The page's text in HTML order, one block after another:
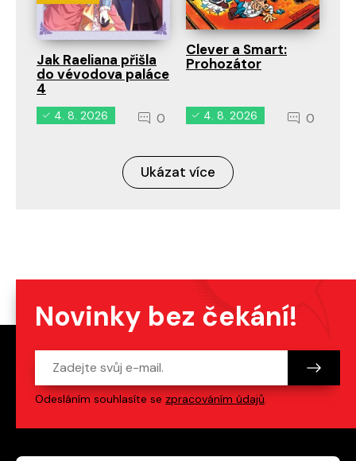
Jak Raeliana přišla
do vévodova paláce
4
4. 8. 2026 0
Clever a Smart:
Prohozátor
4. 8. 2026 0
Ukázat více
Novinky bez čekání!
Odesláním souhlasíte se zpracováním údajů.